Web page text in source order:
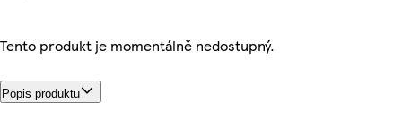
Tento produkt je momentálně nedostupný.
Popis produktu